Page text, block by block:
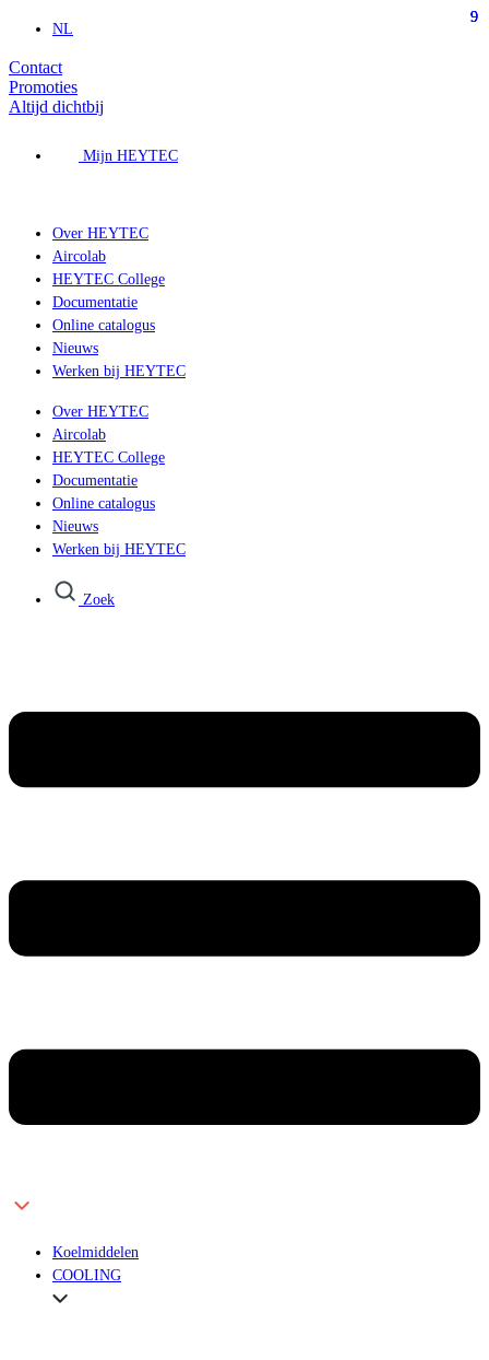
de
inhoud
NL
Contact
Promoties
Altijd dichtbij
Mijn HEYTEC
Over HEYTEC
Aircolab
HEYTEC College
Documentatie
Online catalogus
Nieuws
Werken bij HEYTEC
9
Over HEYTEC
Aircolab
HEYTEC College
Documentatie
Online catalogus
Nieuws
Werken bij HEYTEC
9
Zoek
Koelmiddelen
COOLING
9